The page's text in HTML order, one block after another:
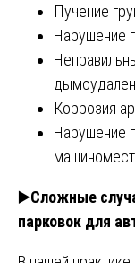
Пучение
Нарушение
Коррозия
Нарушение
▶️Сложные
парковок для